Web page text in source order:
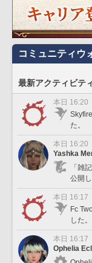
コミュニティウ
最新アクティビテ
本日 16:20
た。
本日 16:20
Yashka
「雑
公開し
本日 16:17
Fc
した。
本日 16:17
Ophelia